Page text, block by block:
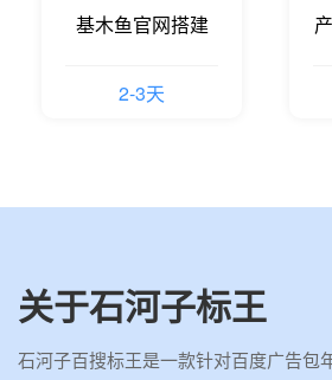
基木鱼官网搭建
2-3天
关于石河子标王
石河子百搜标王是一款针对百度广告包